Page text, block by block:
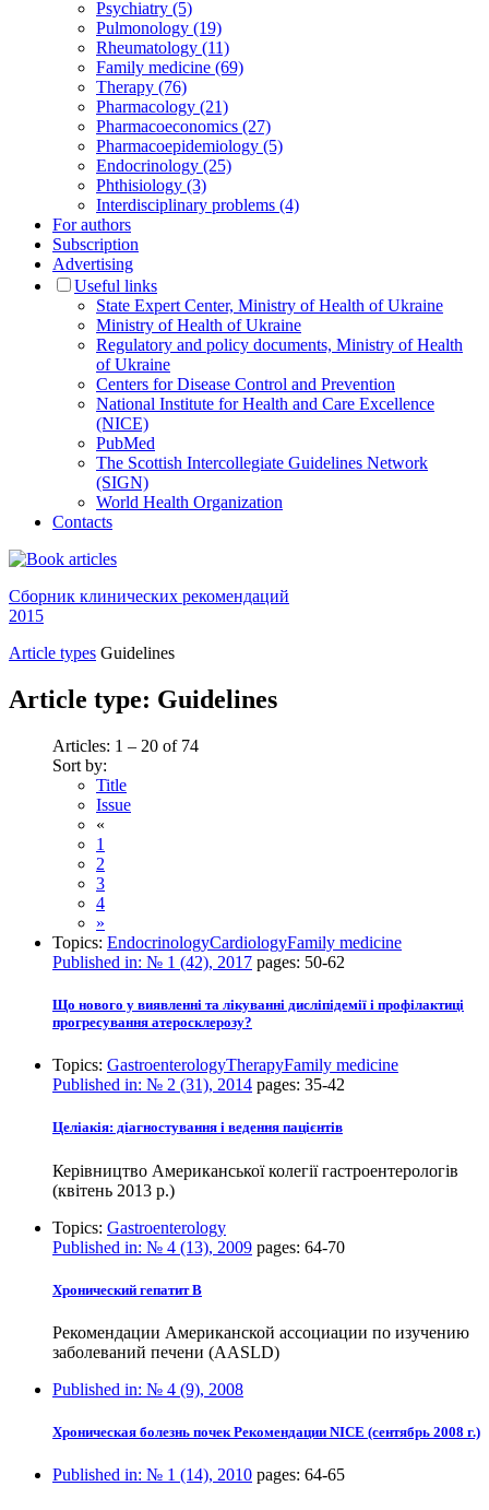
Psychiatry (5)
Pulmonology (19)
Rheumatology (11)
Family medicine (69)
Therapy (76)
Pharmacology (21)
Pharmacoeconomics (27)
Pharmacoepidemiology (5)
Endocrinology (25)
Phthisiology (3)
Interdisciplinary problems (4)
For authors
Subscription
Advertising
Useful links
State Expert Center, Ministry of Health of Ukraine
Ministry of Health of Ukraine
Regulatory and policy documents, Ministry of Health
of Ukraine
Centers for Disease Control and Prevention
National Institute for Health and Care Excellence
(NICE)
PubMed
The Scottish Intercollegiate Guidelines Network
(SIGN)
World Health Organization
Contacts
Сборник клинических рекомендаций
2015
Article types Guidelines
Article type: Guidelines
Articles: 1 – 20 of 74
Sort by:
Title
Issue
«
1
2
3
4
»
Topics: EndocrinologyCardiologyFamily medicine
Published in: № 1 (42), 2017 pages: 50-62
Що нового у виявленні та лікуванні дисліпідемії і профілактиці
прогресування атеросклерозу?
Topics: GastroenterologyTherapyFamily medicine
Published in: № 2 (31), 2014 pages: 35-42
Целіакія: діагностування і ведення пацієнтів
Керівництво Американської колегії гастроентерологів
(квітень 2013 р.)
Topics: Gastroenterology
Published in: № 4 (13), 2009 pages: 64-70
Хронический гепатит B
Рекомендации Американской ассоциации по изучению
заболеваний печени (AASLD)
Published in: № 4 (9), 2008
Хроническая болезнь почек Рекомендации NICE (сентябрь 2008 г.)
Published in: № 1 (14), 2010 pages: 64-65